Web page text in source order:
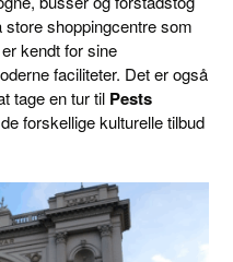
shoppingcentre som
kendt for sine
faciliteter. Det er også
tage en tur til Pests
forskellige kulturelle tilbud